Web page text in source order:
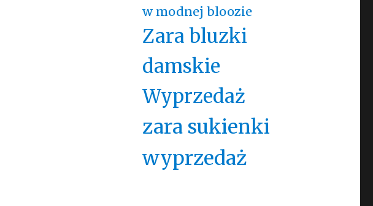
w modnej bloozie
Zara bluzki
damskie
Wyprzedaż
zara sukienki
wyprzedaż